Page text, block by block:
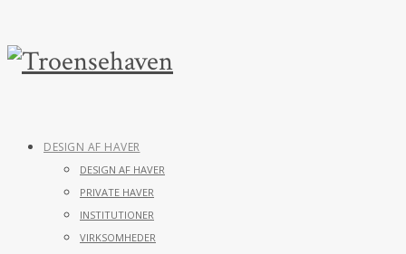
DESIGN AF HAVER
DESIGN AF HAVER
PRIVATE HAVER
INSTITUTIONER
VIRKSOMHEDER